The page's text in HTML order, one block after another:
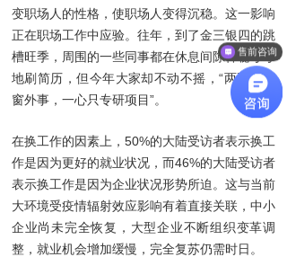
变职场人的性格，使职场人变得沉稳。这一影响
正在职场工作中应验。往年，到了金三银四的跳
槽旺季，周围的一些同事都在休息间隙神秘兮兮
地刷简历，但今年大家却不动不摇，“两耳不闻
窗外事，一心只专研项目”。
在换工作的因素上，50%的大陆受访者表示换工
作是因为更好的就业状况，而46%的大陆受访者
表示换工作是因为企业状况形势所迫。这与当前
大环境受疫情辐射效应影响有着直接关联，中小
企业尚未完全恢复，大型企业不断组织变革调
整，就业机会增加缓慢，完全复苏仍需时日。
售前咨询